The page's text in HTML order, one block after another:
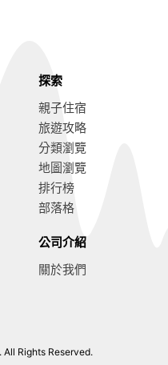
探索
親子住宿
旅遊攻略
分類瀏覽
地圖瀏覽
排行榜
部落格
公司介紹
關於我們
Rights Reserved.